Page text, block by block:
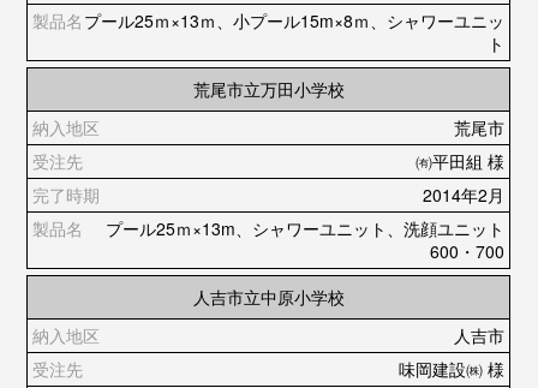
プール25ｍ×13ｍ、小プール15m×8ｍ、シャワーユニッ
ト
荒尾市立万田小学校
荒尾市
㈲平田組 様
2014年2月
プール25ｍ×13m、シャワーユニット、洗顔ユニット
600・700
人吉市立中原小学校
人吉市
味岡建設㈱ 様